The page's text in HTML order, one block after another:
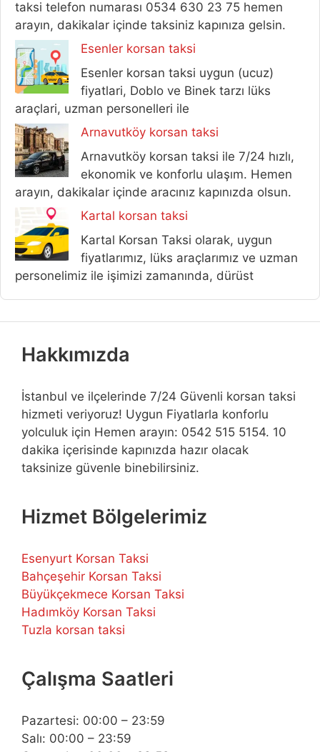
taksi telefon numarası 0534 630 23 75 hemen
arayın, dakikalar içinde taksiniz kapınıza gelsin.
Esenler korsan taksi
Esenler korsan taksi uygun (ucuz)
fiyatlari, Doblo ve Binek tarzı lüks
araçlari, uzman personelleri ile
Arnavutköy korsan taksi
Arnavutköy korsan taksi ile 7/24 hızlı,
ekonomik ve konforlu ulaşım. Hemen
arayın, dakikalar içinde aracınız kapınızda olsun.
Kartal korsan taksi
Kartal Korsan Taksi olarak, uygun
fiyatlarımız, lüks araçlarımız ve uzman
personelimiz ile işimizi zamanında, dürüst
Hakkımızda
İstanbul ve ilçelerinde 7/24 Güvenli korsan taksi
hizmeti veriyoruz! Uygun Fiyatlarla konforlu
yolculuk için Hemen arayın: 0542 515 5154. 10
dakika içerisinde kapınızda hazır olacak
taksinize güvenle binebilirsiniz.
Hizmet Bölgelerimiz
Esenyurt Korsan Taksi
Bahçeşehir Korsan Taksi
Büyükçekmece Korsan Taksi
Hadımköy Korsan Taksi
Tuzla korsan taksi
Çalışma Saatleri
Pazartesi: 00:00 – 23:59
Salı: 00:00 – 23:59